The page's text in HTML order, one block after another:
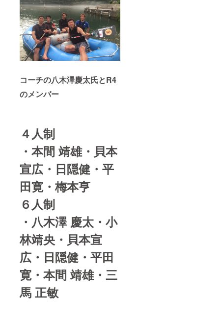
コーチの八木澤慶太氏とR4
のメンバー
４人制
・本間 靖雄・貝本
宣広・日隠健・平
田寛・梅本亨
６人制
・八木澤 慶太・小
林靖央・貝本宣
広・日隠健・平田
寛・本間 靖雄・三
馬 正敏